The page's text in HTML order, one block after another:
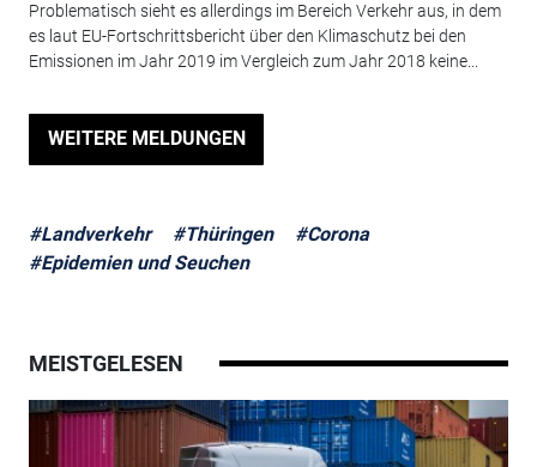
Problematisch sieht es allerdings im Bereich Verkehr aus, in dem
es laut EU-Fortschrittsbericht über den Klimaschutz bei den
Emissionen im Jahr 2019 im Vergleich zum Jahr 2018 keine...
WEITERE MELDUNGEN
#Landverkehr #Thüringen
#Corona
#Epidemien und Seuchen
MEISTGELESEN